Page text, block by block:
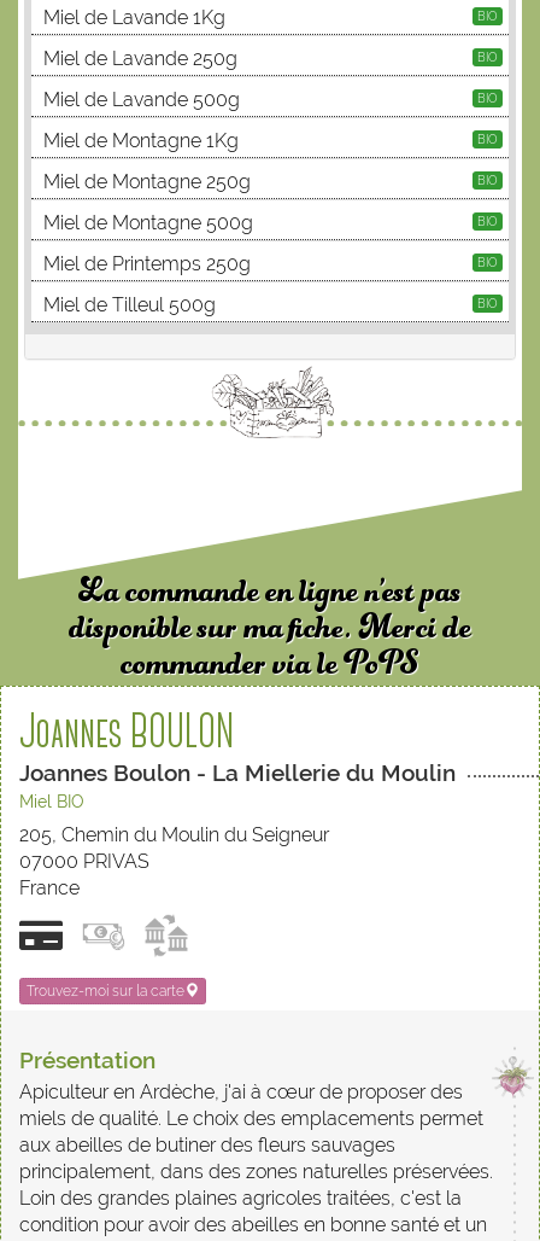
Joannes BOULON
Joannes Boulon - La Miellerie du Moulin
Miel BIO
205, Chemin du Moulin du Seigneur
07000 PRIVAS
France
Trouvez-moi sur la carte
Présentation
Apiculteur en Ardèche, j'ai à cœur de proposer des
miels de qualité. Le choix des emplacements permet
aux abeilles de butiner des fleurs sauvages
principalement, dans des zones naturelles préservées.
Loin des grandes plaines agricoles traitées, c'est la
condition pour avoir des abeilles en bonne santé et un
Miel de Lavande 1Kg BIO
Miel de Lavande 250g BIO
Miel de Lavande 500g BIO
Miel de Montagne 1Kg BIO
Miel de Montagne 250g BIO
Miel de Montagne 500g BIO
Miel de Printemps 250g BIO
Miel de Tilleul 500g BIO
La commande en ligne n’est pas
disponible sur ma fiche. Merci de
commander via le PoPS